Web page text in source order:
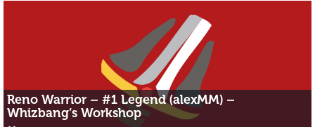
Reno Warrior – #1 Legend (alexMM) –
Whizbang’s Workshop